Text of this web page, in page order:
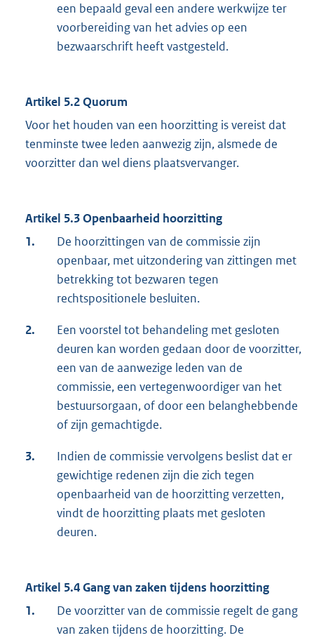
een bepaald geval een andere werkwijze ter
voorbereiding van het advies op een
bezwaarschrift heeft vastgesteld.
Artikel 5.2 Quorum
Voor het houden van een hoorzitting is vereist dat
tenminste twee leden aanwezig zijn, alsmede de
voorzitter dan wel diens plaatsvervanger.
Artikel 5.3 Openbaarheid hoorzitting
1.
De hoorzittingen van de commissie zijn
openbaar, met uitzondering van zittingen met
betrekking tot bezwaren tegen
rechtspositionele besluiten.
2.
Een voorstel tot behandeling met gesloten
deuren kan worden gedaan door de voorzitter,
een van de aanwezige leden van de
commissie, een vertegenwoordiger van het
bestuursorgaan, of door een belanghebbende
of zijn gemachtigde.
3.
Indien de commissie vervolgens beslist dat er
gewichtige redenen zijn die zich tegen
openbaarheid van de hoorzitting verzetten,
vindt de hoorzitting plaats met gesloten
deuren.
Artikel 5.4 Gang van zaken tijdens hoorzitting
1.
De voorzitter van de commissie regelt de gang
van zaken tijdens de hoorzitting. De